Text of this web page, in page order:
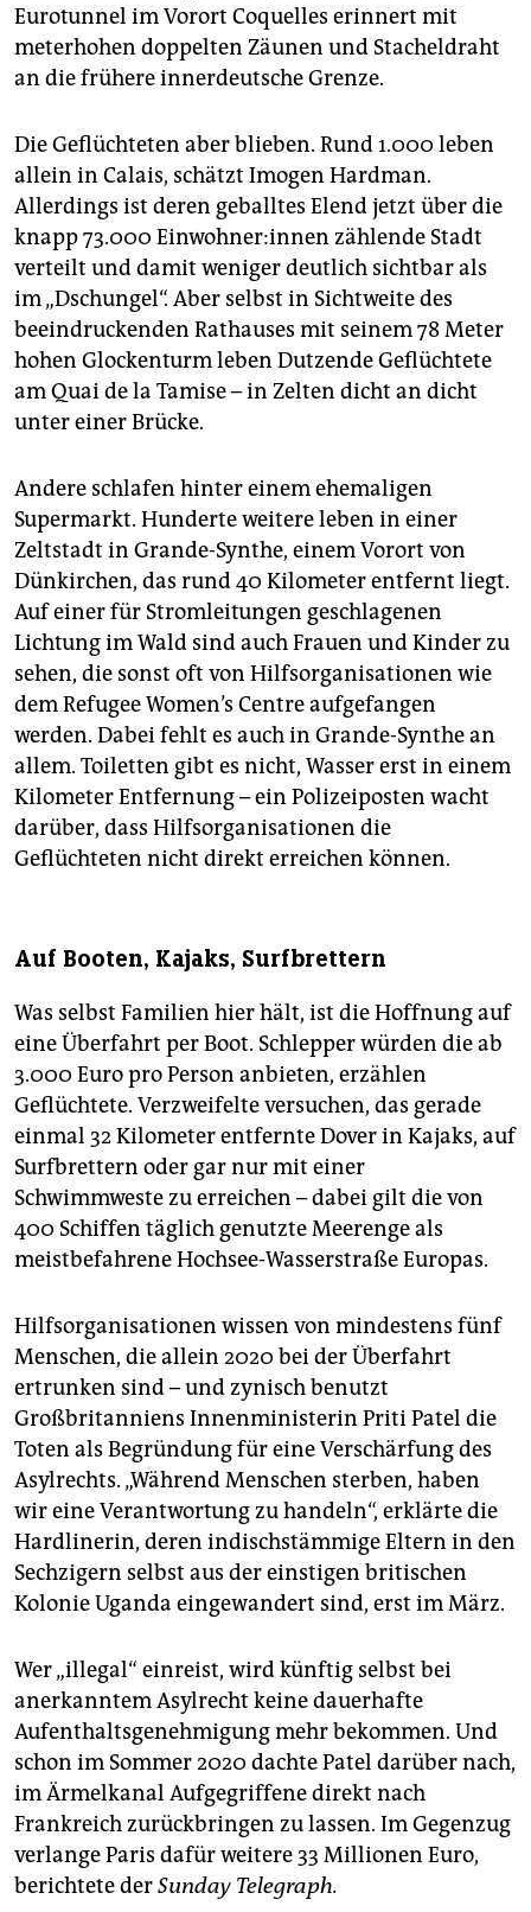
Eurotunnel im Vorort Coquelles erinnert mit
meterhohen doppelten Zäunen und Stacheldraht
an die frühere innerdeutsche Grenze.
Die Geflüchteten aber blieben. Rund 1.000 leben
allein in Calais, schätzt Imogen Hardman.
Allerdings ist deren geballtes Elend jetzt über die
knapp 73.000 Ein­woh­ne­r:in­nen zählende Stadt
verteilt und damit weniger deutlich sichtbar als
im „Dschungel“. Aber selbst in Sichtweite des
beeindruckenden Rathauses mit seinem 78 Meter
hohen Glockenturm leben Dutzende Geflüchtete
am Quai de la Tamise – in Zelten dicht an dicht
unter einer Brücke.
Andere schlafen hinter einem ehemaligen
Supermarkt. Hunderte weitere leben in einer
Zeltstadt in Grande-Synthe, einem Vorort von
Dünkirchen, das rund 40 Kilometer entfernt liegt.
Auf einer für Stromleitungen geschlagenen
Lichtung im Wald sind auch Frauen und Kinder zu
sehen, die sonst oft von Hilfsorganisationen wie
dem Refugee Women’s Centre aufgefangen
werden. Dabei fehlt es auch in Grande-Synthe an
allem. Toiletten gibt es nicht, Wasser erst in einem
Kilometer Entfernung – ein Polizeiposten wacht
darüber, dass Hilfsorganisationen die
Geflüchteten nicht direkt erreichen können.
Auf Booten, Kajaks, Surfbrettern
Was selbst Familien hier hält, ist die Hoffnung auf
eine Überfahrt per Boot. Schlepper würden die ab
3.000 Euro pro Person anbieten, erzählen
Geflüchtete. Verzweifelte versuchen, das gerade
einmal 32 Kilometer entfernte Dover in Kajaks, auf
Surfbrettern oder gar nur mit einer
Schwimmweste zu erreichen – dabei gilt die von
400 Schiffen täglich genutzte Meerenge als
meistbefahrene Hochsee-Wasserstraße Europas.
Hilfsorganisationen wissen von mindestens fünf
Menschen, die allein 2020 bei der Überfahrt
ertrunken sind – und zynisch benutzt
Großbritanniens Innenministerin Priti Patel die
Toten als Begründung für eine Verschärfung des
Asylrechts. „Während Menschen sterben, haben
wir eine Verantwortung zu handeln“, erklärte die
Hardlinerin, deren indischstämmige Eltern in den
Sechzigern selbst aus der einstigen britischen
Kolonie Uganda eingewandert sind, erst im März.
Wer „illegal“ einreist, wird künftig selbst bei
anerkanntem Asylrecht keine dauerhafte
Aufenthaltsgenehmigung mehr bekommen. Und
schon im Sommer 2020 dachte Patel darüber nach,
im Ärmelkanal Aufgegriffene direkt nach
Frankreich zurückbringen zu lassen. Im Gegenzug
verlange Paris dafür weitere 33 Millionen Euro,
berichtete derSunday Telegraph.